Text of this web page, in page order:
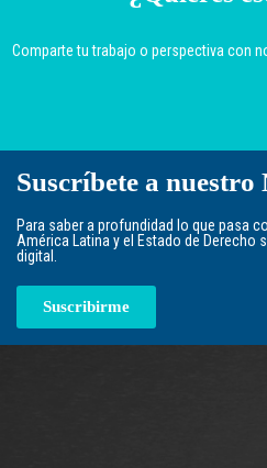
Comparte tu trabajo o perspectiva con
Suscríbete a nuestro
Para saber a profundidad lo que pasa
América Latina y el Estado de Derecho
digital.
Suscribirme